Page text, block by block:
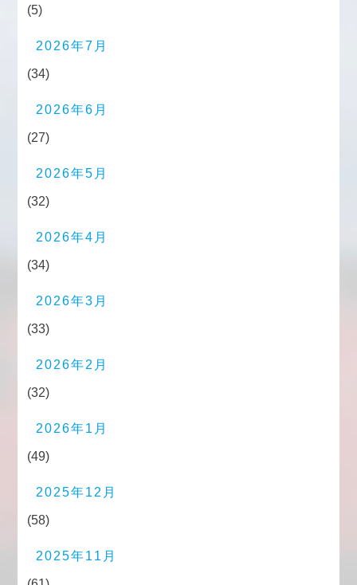
(5)
2026年7月
(34)
2026年6月
(27)
2026年5月
(32)
2026年4月
(34)
2026年3月
(33)
2026年2月
(32)
2026年1月
(49)
2025年12月
(58)
2025年11月